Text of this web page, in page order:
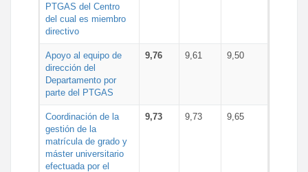
PTGAS del Centro
del cual es miembro
directivo
Apoyo al equipo de
dirección del
Departamento por
parte del PTGAS
9,76 9,61 9,50
Coordinación de la
gestión de la
matrícula de grado y
máster universitario
efectuada por el
9,73 9,73 9,65